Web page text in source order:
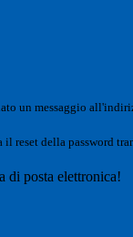
un messaggio
il reset della password
di posta elettronica!